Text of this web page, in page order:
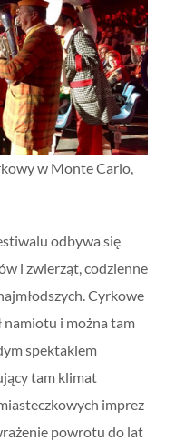
w Monte Carlo,
odbywa się
i zwierząt, codzienne
Cyrkowe
namiotu i można tam
spektaklem
tam klimat
imprez
powrotu do lat